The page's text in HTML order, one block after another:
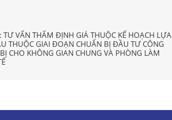
VẤN THẨM ĐỊNH GIÁ THUỘC KẾ HOẠCH LỰA
THUỘC GIAI ĐOẠN CHUẨN BỊ ĐẦU TƯ CÔNG
CHO KHÔNG GIAN CHUNG VÀ PHÒNG LÀM